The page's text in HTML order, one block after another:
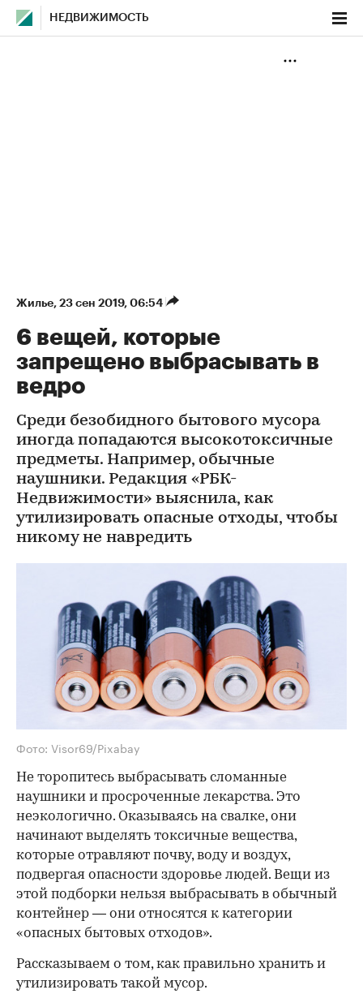
НЕДВИЖИМОСТЬ
Жилье⁠, 23 сен 2019, 06:54
6 вещей, которые
запрещено выбрасывать в
ведро
Среди безобидного бытового мусора
иногда попадаются высокотоксичные
предметы. Например, обычные
наушники. Редакция «РБК-
Недвижимости» выяснила, как
утилизировать опасные отходы, чтобы
никому не навредить
Фото: Visor69/Pixabay
Не торопитесь выбрасывать сломанные
наушники и просроченные лекарства. Это
неэкологично. Оказываясь на свалке, они
начинают выделять токсичные вещества,
которые отравляют почву, воду и воздух,
подвергая опасности здоровье людей. Вещи из
этой подборки нельзя выбрасывать в обычный
контейнер — они относятся к категории
«опасных бытовых отходов».
Рассказываем о том, как правильно хранить и
утилизировать такой мусор.